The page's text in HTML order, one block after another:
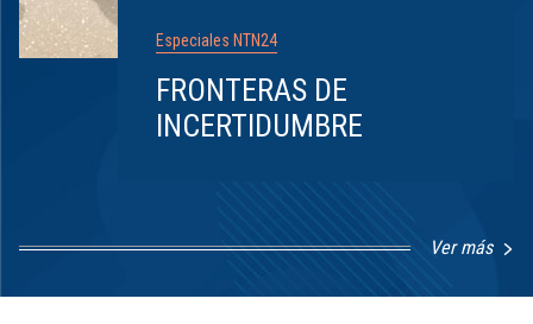
Especiales NTN24
FRONTERAS DE
INCERTIDUMBRE
Ver más
1